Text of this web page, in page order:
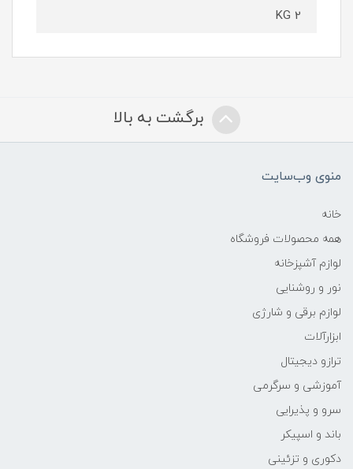
2 KG
برگشت به بالا
منوی وب‌سایت
خانه
همه محصولات فروشگاه
لوازم آشپزخانه
نور و روشنایی
لوازم برقی و شارژی
ابزارآلات
ترازو دیجیتال
آموزشی و سرگرمی
سرو و پذیرایی
باند و اسپیکر
دکوری و تزئینی